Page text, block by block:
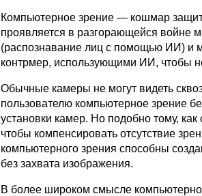
Компьютерное зрение — кошмар
проявляется в разгорающейся войне
(распознавание лиц с помощью ИИ) и
контрмер, использующими ИИ, чтобы
Обычные камеры не могут видеть
пользователю компьютерное зрение
установки камер. Но подобно тому,
чтобы компенсировать отсутствие
компьютерного зрения способны
без захвата изображения.
В более широком смысле